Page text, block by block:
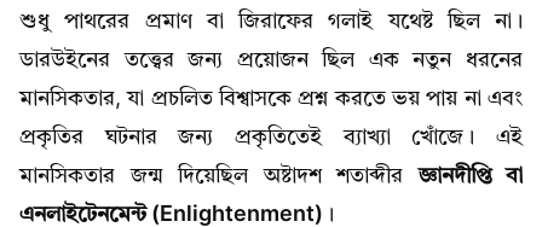
শুধু পাথরের প্রমাণ বা জিরাফের গলাই যথেষ্ট ছিল না।
ডারউইনের তত্ত্বের জন্য প্রয়োজন ছিল এক নতুন ধরনের
মানসিকতার, যা প্রচলিত বিশ্বাসকে প্রশ্ন করতে ভয় পায় না এবং
প্রকৃতির ঘটনার জন্য প্রকৃতিতেই ব্যাখ্যা খোঁজে। এই
মানসিকতার জন্ম দিয়েছিল অষ্টাদশ শতাব্দীরজ্ঞানদীপ্তি বা
এনলাইটেনমেন্ট (Enlightenment) ।